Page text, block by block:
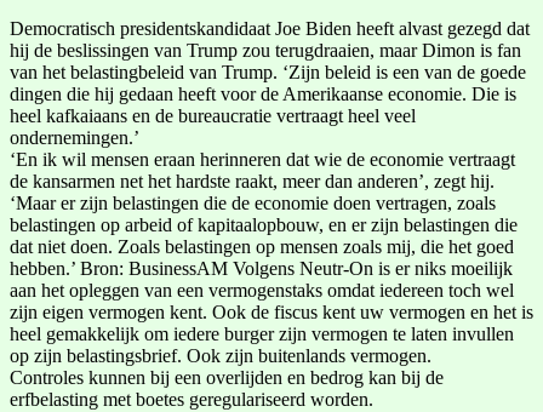
Democratisch presidentskandidaat Joe Biden heeft alvast gezegd dat
hij de beslissingen van Trump zou terugdraaien, maar Dimon is fan
van het belastingbeleid van Trump. ‘Zijn beleid is een van de goede
dingen die hij gedaan heeft voor de Amerikaanse economie. Die is
heel kafkaiaans en de bureaucratie vertraagt heel veel
ondernemingen.’
‘En ik wil mensen eraan herinneren dat wie de economie vertraagt
de kansarmen net het hardste raakt, meer dan anderen’, zegt hij.
‘Maar er zijn belastingen die de economie doen vertragen, zoals
belastingen op arbeid of kapitaalopbouw, en er zijn belastingen die
dat niet doen. Zoals belastingen op mensen zoals mij, die het goed
hebben.’ Bron: BusinessAM Volgens Neutr-On is er niks moeilijk
aan het opleggen van een vermogenstaks omdat iedereen toch wel
zijn eigen vermogen kent. Ook de fiscus kent uw vermogen en het is
heel gemakkelijk om iedere burger zijn vermogen te laten invullen
op zijn belastingsbrief. Ook zijn buitenlands vermogen.
Controles kunnen bij een overlijden en bedrog kan bij de
erfbelasting met boetes geregulariseerd worden.